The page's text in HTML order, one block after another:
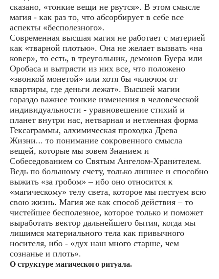
сказано, «тонкие вещи не рвутся». В этом смысле
магия - как раз то, что абсорбирует в себе все
аспекты «бесполезного».
Современная высшая магия не работает с материей
как «тварной плотью». Она не желает вызвать «на
ковер», то есть, в треугольник, демонов Буера или
Оробаса и вытрясти из них все, что положено
«звонкой монетой» или хотя бы «ключом от
квартиры, где деньги лежат». Высшей магии
гораздо важнее тонкие изменения в человеческой
индивидуальности - уравновешение стихий и
планет внутри нас, нетварная и нетленная форма
Гексаграммы, алхимическая проходка Древа
Жизни... то понимание сокровенного смысла
вещей, которые мы зовем Знанием и
Собеседованием со Святым Ангелом-Хранителем.
Ведь по большому счету, только лишнее и способно
выжить «за гробом» – ибо оно относится к
«магическому» телу света, которое мы пестуем всю
свою жизнь. Магия же как способ действия – то
чистейшее бесполезное, которое только и поможет
выработать вектор дальнейшего бытия, когда мы
лишимся материального тела как привычного
носителя, ибо - «дух наш много старше, чем
сознанье и плоть».
О структуре магического ритуала.